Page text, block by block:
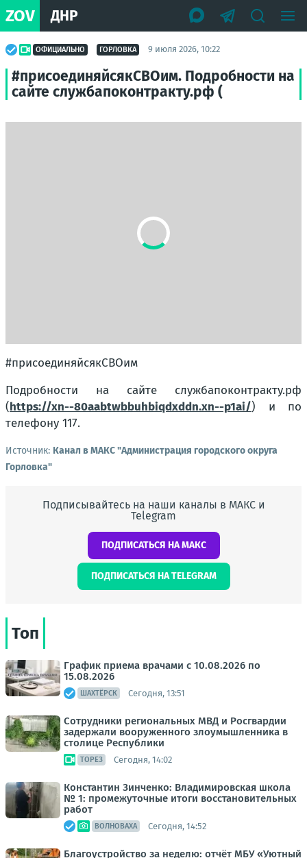
ZOV ДНР
ОФИЦИАЛЬНО ГОРЛОВКА 9 июля 2026, 10:22
#присоединяйсякСВОим. Подробности на
сайте службапоконтракту.рф (
#присоединяйсякСВОим
Подробности на сайте службапоконтракту.рф
(https://xn--80aabtwbbuhbiqdxddn.xn--p1ai/) и по
телефону 117.
Источник: Канал в МАКС "Администрация городского округа
Горловка"
Подписывайтесь на наши каналы в МАКС и
Telegram
ПОДПИСАТЬСЯ НА МАКС
ПОДПИСАТЬСЯ НА TELEGRAM
Топ
График приема врачами с 10.08.2026 по
15.08.2026
ШАХТЁРСК Сегодня, 13:51
Сотрудники региональных МВД и Росгвардии
задержали вооруженного злоумышленника в
столице Республики
ТОРЕЗ Сегодня, 14:02
Константин Зинченко: Владимировская школа
№ 1: промежуточные итоги восстановительных
работ
ВОЛНОВАХА Сегодня, 14:52
Благоустройство за неделю: отчёт МБУ «Уютный